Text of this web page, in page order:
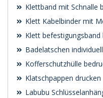
Klettband mit Schnalle
Klett Kabelbinder mit
Klett befestigungsband
Badelatschen
Kofferschutzhülle
Klatschpappen drucken
Labubu